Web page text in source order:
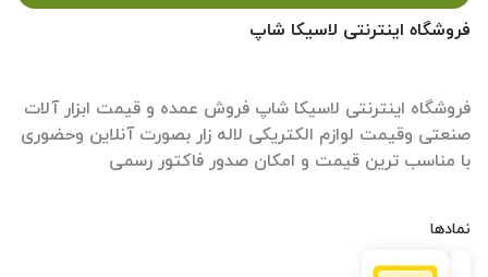
فروشگاه اینترنتی لاسیکا شاپ
فروشگاه اینترنتی لاسیکا شاپ فروش عمده و قیمت ابزار آلات
صنعتی وقیمت لوازم الکتریکی لاله زار بصورت آنلاین وحضوری
با مناسب ترین قیمت و امکان صدور فاکتور رسمی
نمادها